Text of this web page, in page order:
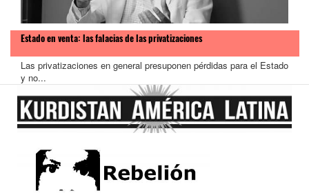
Estado en venta: las falacias de las privatizaciones
Las privatizaciones en general presuponen pérdidas para el Estado
y no...